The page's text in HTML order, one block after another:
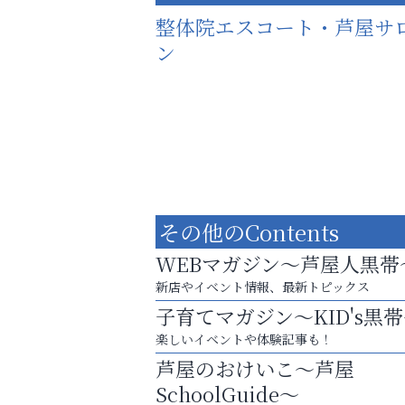
整体院エスコート・芦屋サ
ン
猫背･側弯、背骨の歪みを
整えませんか？
その他のContents
WEBマガジン～芦屋人黒帯
新店やイベント情報、最新トピックス
子育てマガジン～KID's黒
楽しいイベントや体験記事も！
芦屋のおけいこ～芦屋
SchoolGuide～